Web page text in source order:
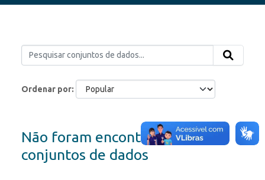
Ordenar por
Não foram encontrados
conjuntos de dados